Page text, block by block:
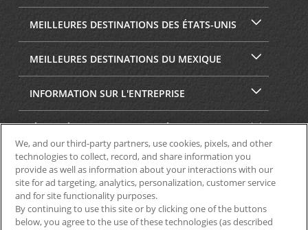
MEILLEURES DESTINATIONS DES ÉTATS-UNIS
MEILLEURES DESTINATIONS DU MEXIQUE
INFORMATION SUR L'ENTREPRISE
SÉCURITÉ ET CONFIDENTIALITÉ
We, and our third-party partners, use cookies, pixels, and other
technologies to collect, record, and share information you
provide as well as information about your interactions with our
site for ad targeting, analytics, personalization, customer service
and for site functionality purposes.
By continuing to use this site or by clicking one of the buttons
below, you agree to the use of these technologies (as described